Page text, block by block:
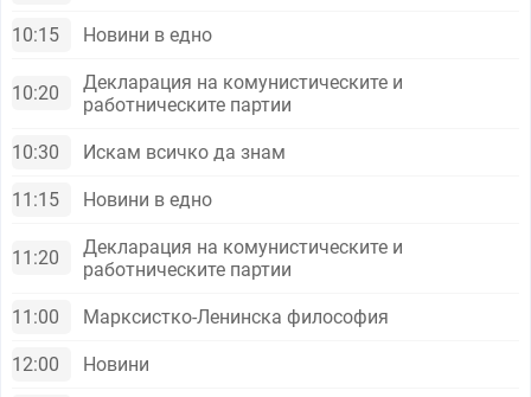
10:15 Новини в едно
10:20
Декларация на комунистическите и
работническите партии
10:30 Искам всичко да знам
11:15 Новини в едно
11:20
Декларация на комунистическите и
работническите партии
11:00 Марксистко-Ленинска философия
12:00 Новини